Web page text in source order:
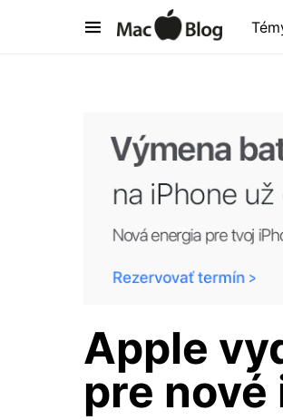
Apple
pre nové